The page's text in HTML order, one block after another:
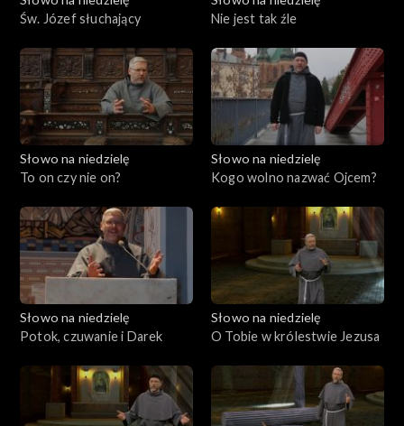
Św. Józef słuchający
Nie jest tak źle
Słowo na niedzielę
To on czy nie on?
Słowo na niedzielę
Kogo wolno nazwać Ojcem?
Słowo na niedzielę
Potok, czuwanie i Darek
Słowo na niedzielę
O Tobie w królestwie Jezusa